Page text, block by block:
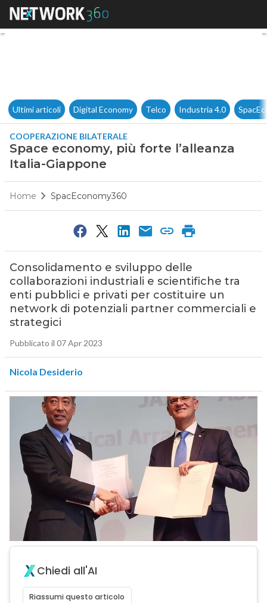
Space economy, più forte
Ultimi articoli Digital Economy Telco Industria 4.0
COOPERAZIONE BILATERALE
Space economy, più forte l’alleanza
Italia-Giappone
Home SpacEconomy360
Consolidamento e sviluppo delle
collaborazioni industriali e scientifiche tra
enti pubblici e privati per costituire un
network di potenziali partner commerciali e
strategici
Pubblicato il 07 Apr 2023
Nicola Desiderio
Chiedi all'AI
Riassumi questo articolo